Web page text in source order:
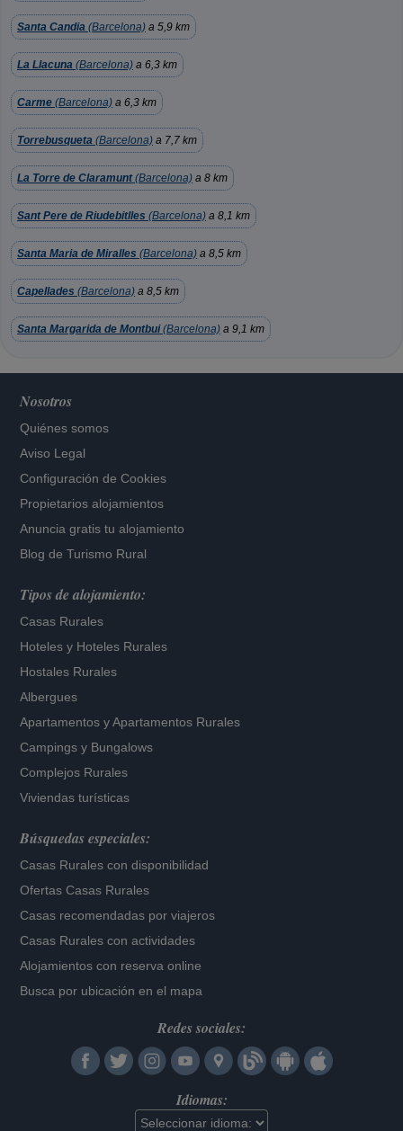
Santa Candia (Barcelona) a 5,9 km
La Llacuna (Barcelona) a 6,3 km
Carme (Barcelona) a 6,3 km
Torrebusqueta (Barcelona) a 7,7 km
La Torre de Claramunt(Barcelona) a 8 km
Sant Pere de Riudebitlles (Barcelona) a 8,1 km
Santa Maria de Miralles (Barcelona) a 8,5 km
Capellades (Barcelona) a 8,5 km
Santa Margarida de Montbui(Barcelona) a 9,1 km
Nosotros
Quiénes somos
Aviso Legal
Configuración de Cookies
Propietarios alojamientos
Anuncia gratis tu alojamiento
Blog de Turismo Rural
Tipos de alojamiento:
Casas Rurales
Hoteles y Hoteles Rurales
Hostales Rurales
Albergues
Apartamentos yApartamentos Rurales
Campings y Bungalows
Complejos Rurales
Viviendas turísticas
Búsquedas especiales:
Casas Rurales con disponibilidad
Ofertas Casas Rurales
Casas recomendadas por viajeros
Casas Rurales con actividades
Alojamientos con reserva online
Busca por ubicación en el mapa
Redes sociales:
Idiomas: